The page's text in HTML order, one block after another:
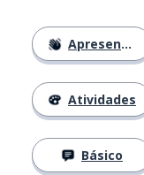
Apresentações
Atividades
Básico